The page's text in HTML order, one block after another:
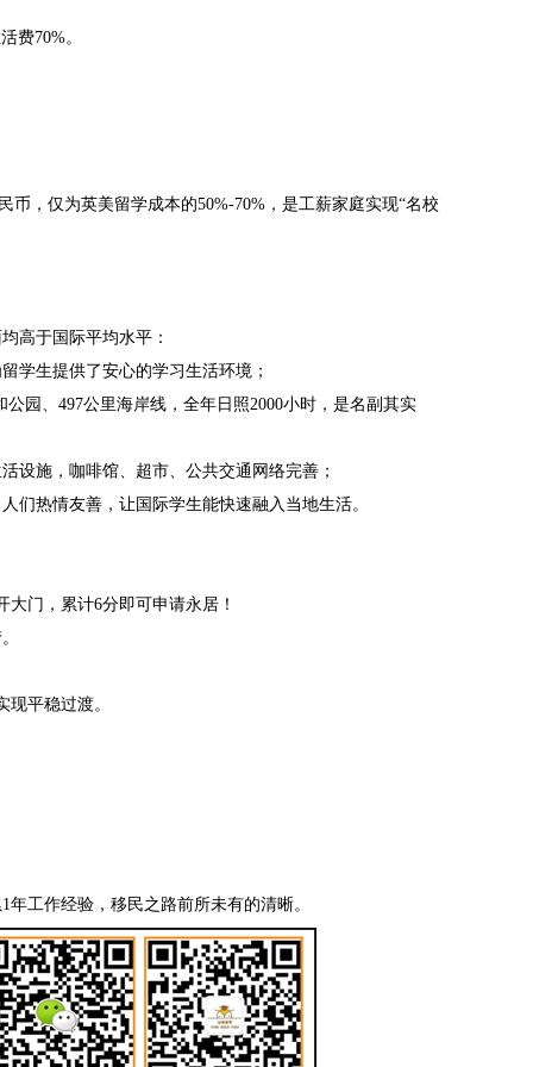
费70%。
，仅为英美留学成本的50%-70%，是工薪家庭实现“名校
高于国际平均水平：
学生提供了安心的学习生活环境；
园、497公里海岸线，全年日照2000小时，是名副其实
设施，咖啡馆、超市、公共交通网络完善；
们热情友善，让国际学生能快速融入当地生活。
门，累计6分即可申请永居！
平稳过渡。
工作经验，移民之路前所未有的清晰。